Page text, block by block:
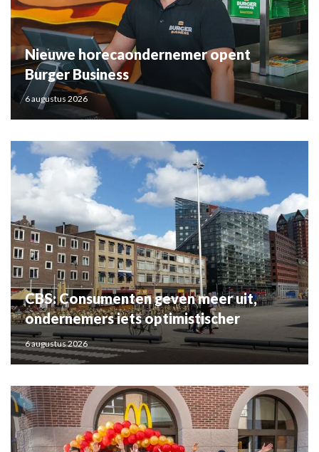
Nieuwe horecaondernemer opent
Burger Business
6 augustus 2026
CBS: Consumenten geven meer uit,
ondernemers iets optimistischer
6 augustus 2026